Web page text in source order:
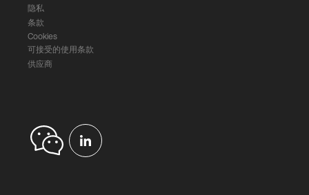
隐私
条款
Cookies
可接受的使用条款
供应商